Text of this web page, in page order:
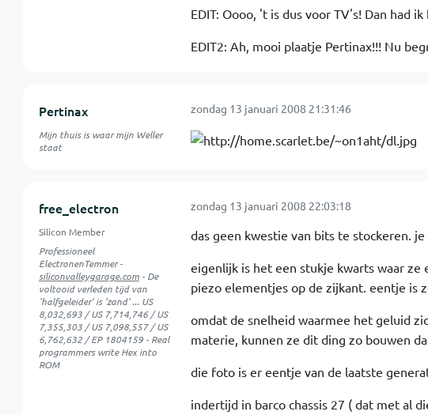
EDIT: Oooo, 't is dus voor TV's! Dan had
EDIT2: Ah, mooi plaatje Pertinax!!! Nu
Pertinax
Mijn thuis is waar mijn Weller
staat
zondag 13 januari 2008 21:31:46
free_electron
Silicon Member
Professioneel
ElectronenTemmer -
siliconvalleygarage.com- De
voltooid verleden tijd van
'halfgeleider' is 'zand' ... US
8,032,693 / US 7,714,746 / US
7,355,303 / US 7,098,557 / US
6,762,632 / EP 1804159 - Real
programmers write Hex into
ROM
zondag 13 januari 2008 22:03:18
das geen kwestie van bits te stockeren.
eigenlijk is het een stukje kwarts waar
piezo elementjes op de zijkant. eentje is
omdat de snelheid waarmee het geluid
materie, kunnen ze dit ding zo bouwen
die foto is er eentje van de laatste
indertijd in barco chassis 27 ( dat met al